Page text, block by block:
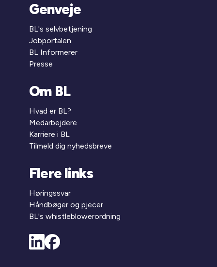
Genveje
BL's selvbetjening
Jobportalen
BL Informerer
Presse
Om BL
Hvad er BL?
Medarbejdere
Karriere i BL
Tilmeld dig nyhedsbreve
Flere links
Høringssvar
Håndbøger og pjecer
BL's whistleblowerordning